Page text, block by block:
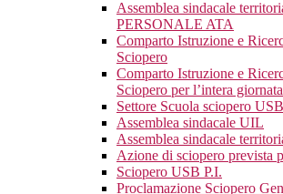
Assemblea sindacale
PERSONALE ATA
Comparto Istruzione e
Sciopero
Comparto Istruzione e
Sciopero per l’intera giornata
Settore Scuola sciopero
Assemblea sindacale UIL
Assemblea sindacale
Azione di sciopero prevista
Sciopero USB P.I.
Proclamazione Sciopero